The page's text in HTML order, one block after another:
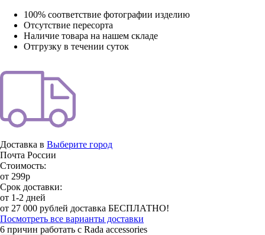
100% соответствие фотографии изделию
Отсутствие пересорта
Наличие товара на нашем складе
Отгрузку в течении суток
Доставка в Выберите город
Почта России
Стоимость:
от 299р
Срок доставки:
от 1-2 дней
от 27 000 рублей доставка БЕСПЛАТНО!
Посмотреть все варианты доставки
6 причин работать с Rada accessories